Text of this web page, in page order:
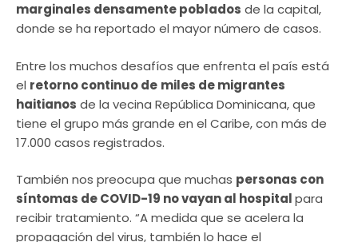
marginales densamente poblados de la capital,
donde se ha reportado el mayor número de casos.
Entre los muchos desafíos que enfrenta el país está
el retorno continuo de miles de migrantes
haitianos de la vecina República Dominicana, que
tiene el grupo más grande en el Caribe, con más de
17.000 casos registrados.
También nos preocupa que muchas personas con
síntomas de COVID-19 no vayan al hospitalpara
recibir tratamiento. “A medida que se acelera la
propagación del virus, también lo hace el